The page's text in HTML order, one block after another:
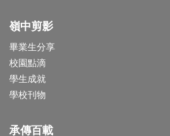
嶺中剪影
畢業生分享
校園點滴
學生成就
學校刊物
承傳百載